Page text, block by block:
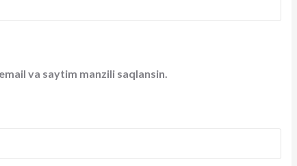
va saytim manzili saqlansin.